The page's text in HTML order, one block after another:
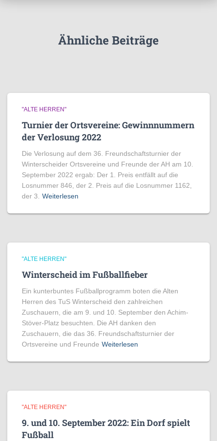
Ähnliche Beiträge
"ALTE HERREN"
Turnier der Ortsvereine: Gewinnnummern
der Verlosung 2022
Die Verlosung auf dem 36. Freundschaftsturnier der
Winterscheider Ortsvereine und Freunde der AH am 10.
September 2022 ergab: Der 1. Preis entfällt auf die
Losnummer 846, der 2. Preis auf die Losnummer 1162,
der 3.
Weiterlesen
"ALTE HERREN"
Winterscheid im Fußballfieber
Ein kunterbuntes Fußballprogramm boten die Alten
Herren des TuS Winterscheid den zahlreichen
Zuschauern, die am 9. und 10. September den Achim-
Stöver-Platz besuchten. Die AH danken den
Zuschauern, die das 36. Freundschaftsturnier der
Ortsvereine und Freunde Weiterlesen
"ALTE HERREN"
9. und 10. September 2022: Ein Dorf spielt
Fußball